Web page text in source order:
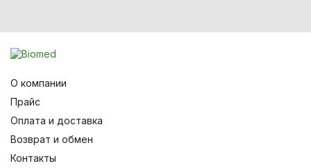
О компании
Прайс
Оплата и доставка
Возврат и обмен
Контакты